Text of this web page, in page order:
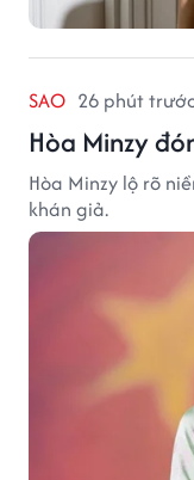
SAO 26 phút
Hòa Minzy
Hòa Minzy lộ rõ
khán giả.